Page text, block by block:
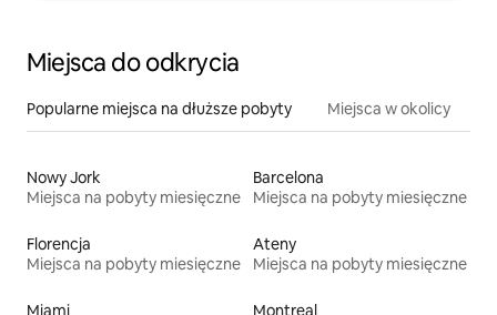
Miejsca do odkrycia
Popularne miejsca na dłuższe pobyty Miejsca w okolicy
Nowy Jork
Miejsca na pobyty miesięczne
Barcelona
Miejsca na pobyty miesięczne
Florencja
Miejsca na pobyty miesięczne
Ateny
Miejsca na pobyty miesięczne
Miami
Montreal